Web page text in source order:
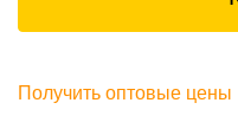
Получить оптовые цены